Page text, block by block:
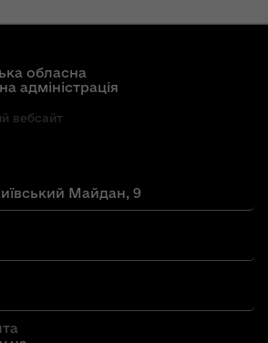
обласна
адміністрація
вебсайт
Майдан, 9